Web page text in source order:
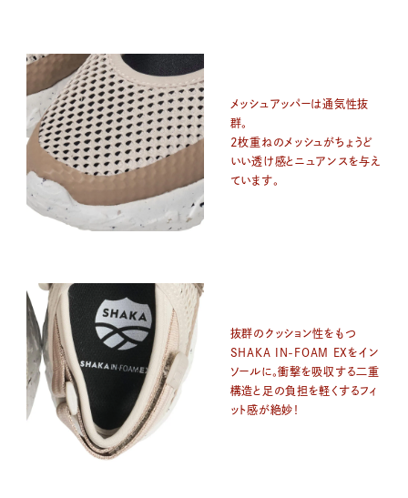
メッシュアッパーは通気性抜
群。
2枚重ねのメッシュがちょうど
いい透け感とニュアンスを与え
ています。
抜群のクッション性をもつ
SHAKA IN-FOAM EXをイン
ソールに。衝撃を吸収する二重
構造と足の負担を軽くするフィ
ット感が絶妙！